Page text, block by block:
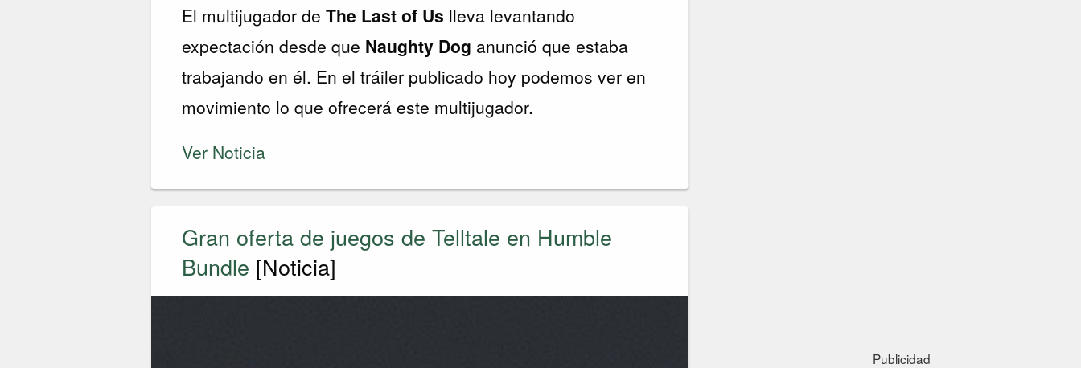
Publicidad
El multijugador deThe Last of Us lleva levantando
expectación desde que Naughty Dog anunció que estaba
trabajando en él. En el tráiler publicado hoy podemos ver en
movimiento lo que ofrecerá este multijugador.
Ver Noticia
Gran oferta de juegos de Telltale en Humble
Bundle [Noticia]